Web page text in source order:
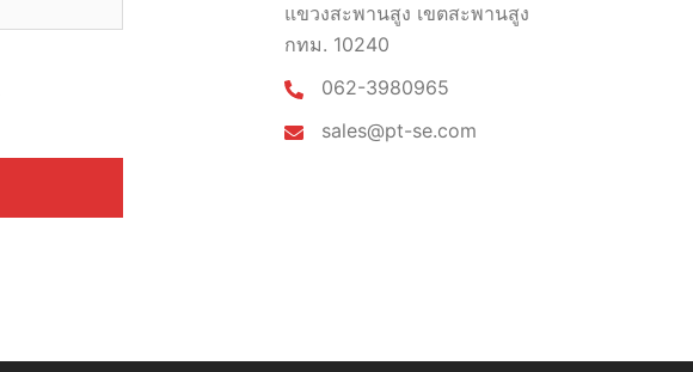
แขวงสะพานสูง เขตสะพานสูง
กทม. 10240
062-3980965
sales@pt-se.com